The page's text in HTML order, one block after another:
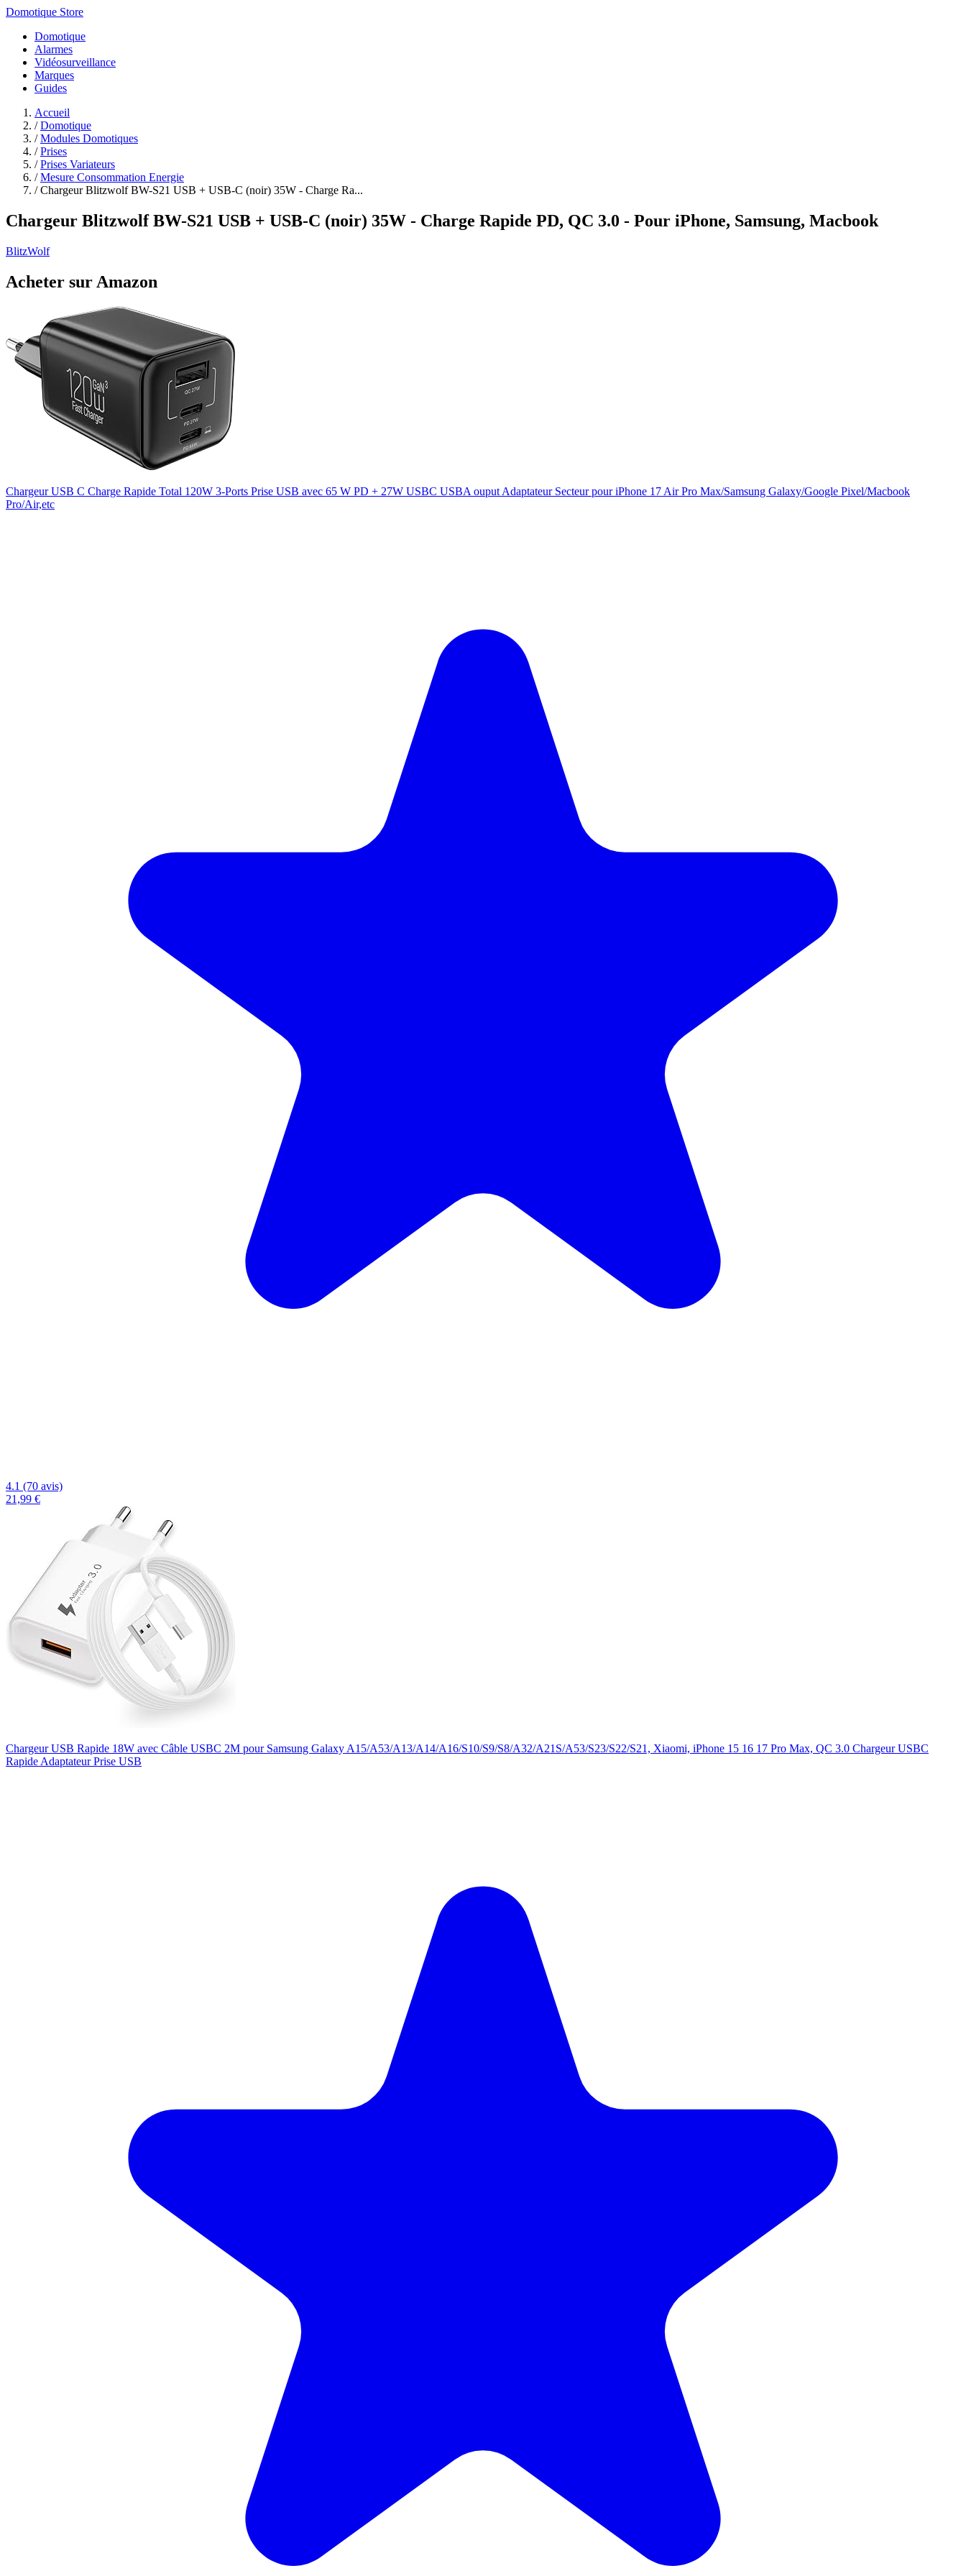
Domotique Store
Domotique
Alarmes
Vidéosurveillance
Marques
Guides
Accueil
/ Domotique
/ Modules Domotiques
/ Prises
/ Prises Variateurs
/ Mesure Consommation Energie
/ Chargeur Blitzwolf BW-S21 USB + USB-C (noir) 35W - Charge Ra...
Chargeur Blitzwolf BW-S21 USB + USB-C (noir) 35W - Charge Rapide PD, QC 3.0 - Pour iPhone, Samsung, Macbook
BlitzWolf
Acheter sur Amazon
Chargeur USB C Charge Rapide Total 120W 3-Ports Prise USB avec 65 W PD + 27W USBC USBA ouput Adaptateur Secteur pour iPhone 17 Air Pro Max/Samsung Galaxy/Google Pixel/Macbook
Pro/Air,etc
4.1 (70 avis)
21,99 €
Chargeur USB Rapide 18W avec Câble USBC 2M pour Samsung Galaxy A15/A53/A13/A14/A16/S10/S9/S8/A32/A21S/A53/S23/S22/S21, Xiaomi, iPhone 15 16 17 Pro Max, QC 3.0 Chargeur USBC
Rapide Adaptateur Prise USB